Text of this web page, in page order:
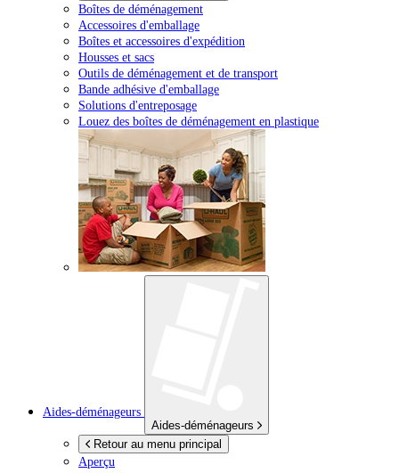
Boîtes de déménagement
Accessoires d'emballage
Boîtes et accessoires d'expédition
Housses et sacs
Outils de déménagement et de transport
Bande adhésive d'emballage
Solutions d'entreposage
Louez des boîtes de déménagement en plastique
Aides-déménageurs
Aides-déménageurs
Retour au menu principal
Aperçu